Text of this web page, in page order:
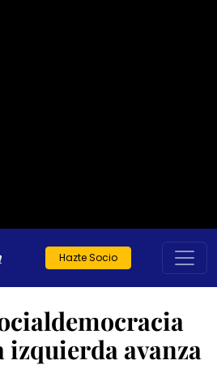
Hazte Socio
izquierda avanza